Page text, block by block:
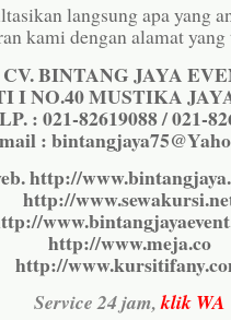
langsung apa yang
kami dengan alamat
CV. BINTANG JAYA
I NO.40 MUSTIKA
: 021-82619088 / 021-
:
http://
http://
http://www.meja.co
http://
Service 24 jam,klik WA